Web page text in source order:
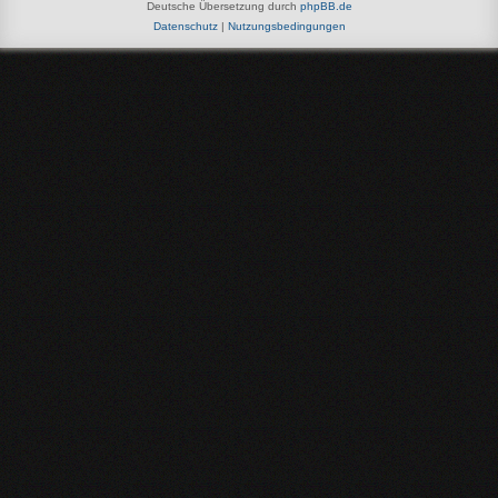
Deutsche Übersetzung durch phpBB.de
Datenschutz| Nutzungsbedingungen